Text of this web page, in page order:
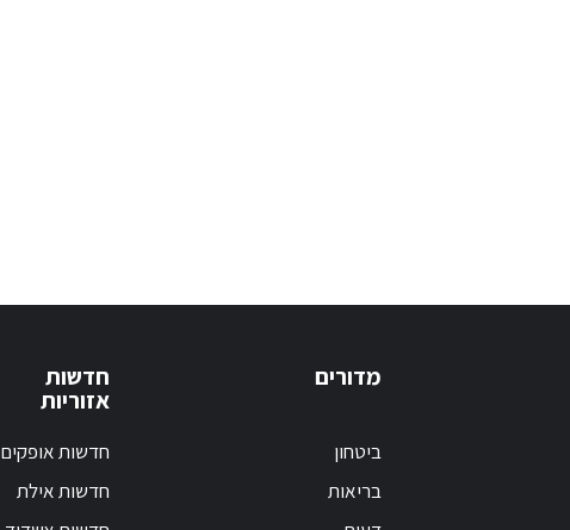
מדורים
ביטחון
בריאות
חדשות
אזוריות
חדשות אופקים
חדשות אילת